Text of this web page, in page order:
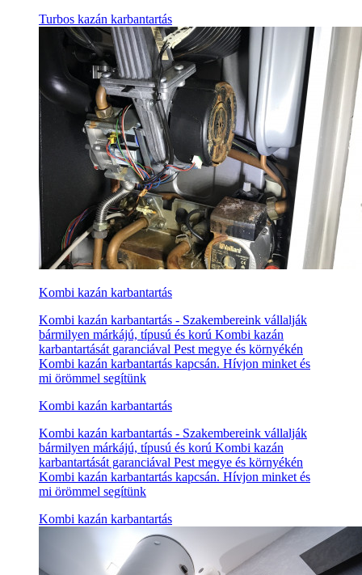
Turbos kazán karbantartás
Kombi kazán karbantartás
Kombi kazán karbantartás - Szakembereink vállalják
bármilyen márkájú, típusú és korú Kombi kazán
karbantartását garanciával Pest megye és környékén
Kombi kazán karbantartás kapcsán. Hívjon minket és
mi örömmel segítünk
Kombi kazán karbantartás
Kombi kazán karbantartás - Szakembereink vállalják
bármilyen márkájú, típusú és korú Kombi kazán
karbantartását garanciával Pest megye és környékén
Kombi kazán karbantartás kapcsán. Hívjon minket és
mi örömmel segítünk
Kombi kazán karbantartás